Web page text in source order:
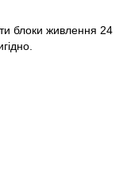
блоки живлення 24